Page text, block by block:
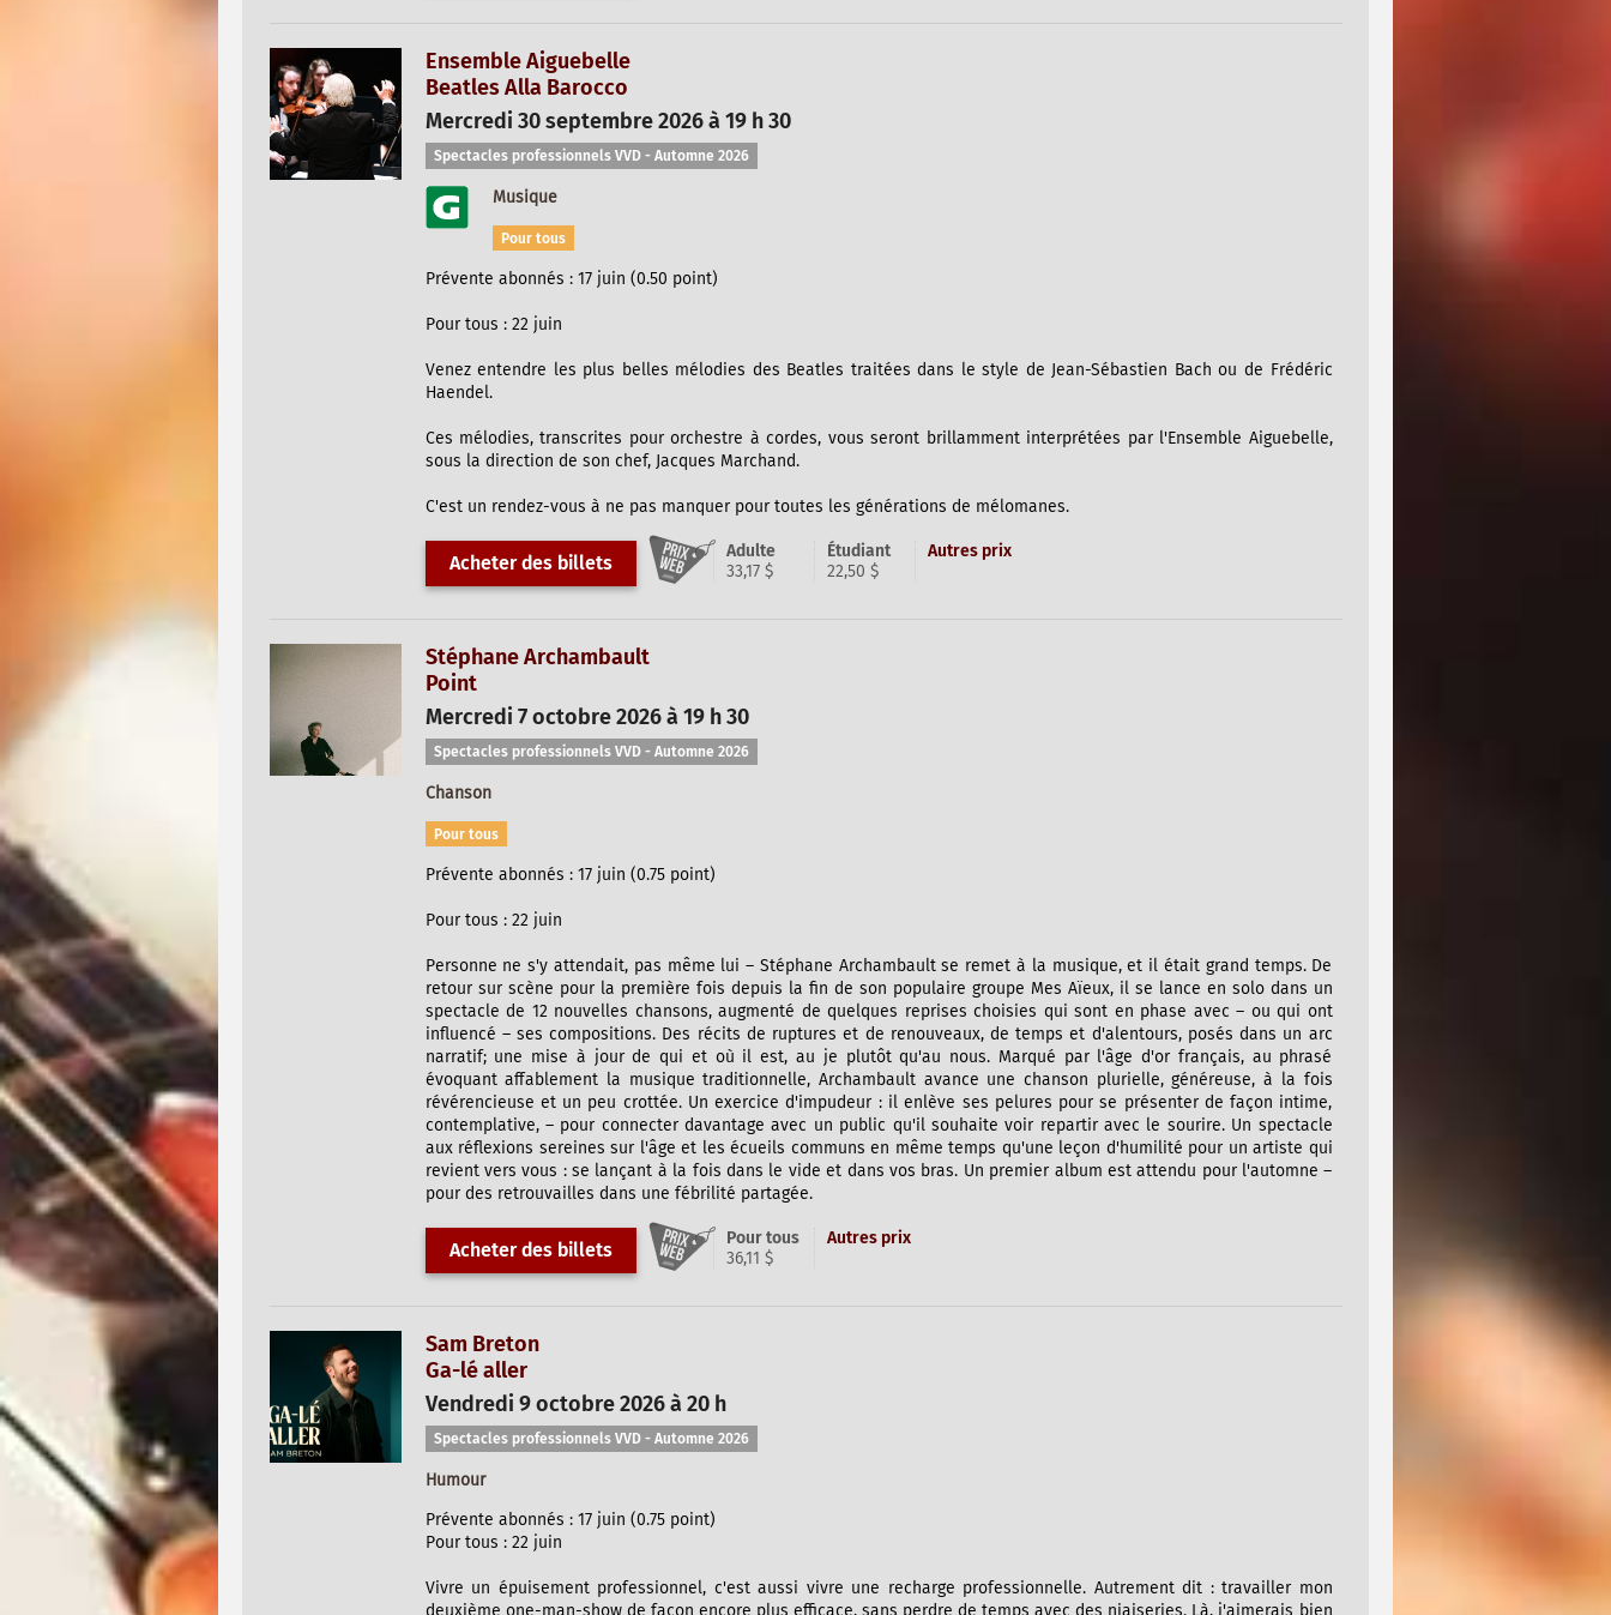
Ensemble Aiguebelle
Beatles Alla Barocco
Mercredi 30 septembre 2026 à 19 h 30
Spectacles professionnels VVD - Automne 2026
Musique
Pour tous
Prévente abonnés : 17 juin (0.50 point)
Pour tous : 22 juin
Venez entendre les plus belles mélodies des Beatles traitées dans le style de Jean-Sébastien Bach ou de Frédéric
Haendel.
Ces mélodies, transcrites pour orchestre à cordes, vous seront brillamment interprétées par l'Ensemble Aiguebelle,
sous la direction de son chef, Jacques Marchand.
C'est un rendez-vous à ne pas manquer pour toutes les générations de mélomanes.
Acheter des billets
Adulte
33,17 $
Étudiant
22,50 $
Autres prix
Stéphane Archambault
Point
Mercredi 7 octobre 2026 à 19 h 30
Spectacles professionnels VVD - Automne 2026
Chanson
Pour tous
Prévente abonnés : 17 juin (0.75 point)
Pour tous : 22 juin
Personne ne s'y attendait, pas même lui – Stéphane Archambault se remet à la musique, et il était grand temps. De
retour sur scène pour la première fois depuis la fin de son populaire groupe Mes Aïeux, il se lance en solo dans un
spectacle de 12 nouvelles chansons, augmenté de quelques reprises choisies qui sont en phase avec – ou qui ont
influencé – ses compositions. Des récits de ruptures et de renouveaux, de temps et d'alentours, posés dans un arc
narratif; une mise à jour de qui et où il est, au je plutôt qu'au nous. Marqué par l'âge d'or français, au phrasé
évoquant affablement la musique traditionnelle, Archambault avance une chanson plurielle, généreuse, à la fois
révérencieuse et un peu crottée. Un exercice d'impudeur : il enlève ses pelures pour se présenter de façon intime,
contemplative, – pour connecter davantage avec un public qu'il souhaite voir repartir avec le sourire. Un spectacle
aux réflexions sereines sur l'âge et les écueils communs en même temps qu'une leçon d'humilité pour un artiste qui
revient vers vous : se lançant à la fois dans le vide et dans vos bras. Un premier album est attendu pour l'automne –
pour des retrouvailles dans une fébrilité partagée.
Acheter des billets
Pour tous
36,11 $
Autres prix
Sam Breton
Ga-lé aller
Vendredi 9 octobre 2026 à 20 h
Spectacles professionnels VVD - Automne 2026
Humour
Prévente abonnés : 17 juin (0.75 point)
Pour tous : 22 juin
Vivre un épuisement professionnel, c'est aussi vivre une recharge professionnelle. Autrement dit : travailler mon
deuxième one-man-show de façon encore plus efficace, sans perdre de temps avec des niaiseries. Là, j'aimerais bien